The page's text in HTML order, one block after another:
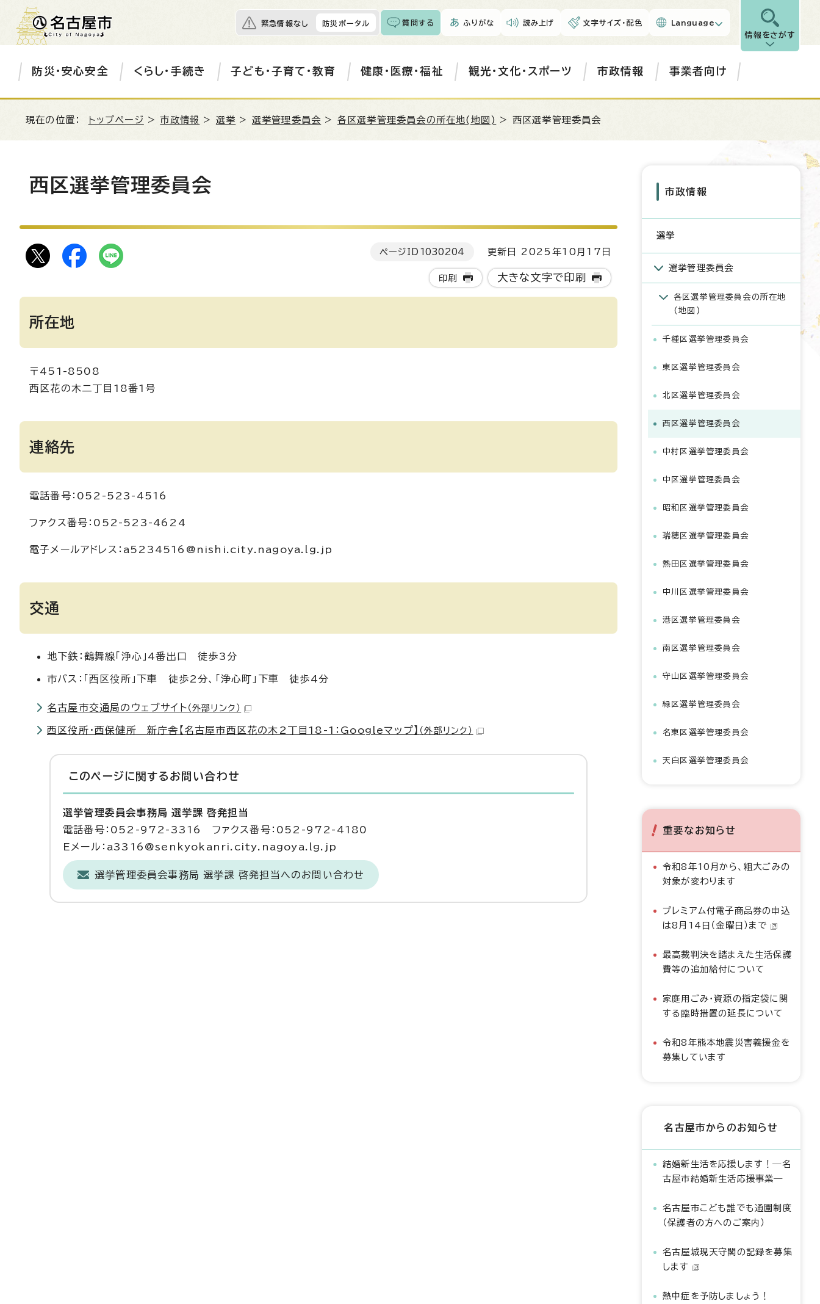
緊急情報なし 防災ポータル 質問する ふりがな 読み上げ 文字サイズ・配色 Language
情報をさがす
防災・安心安全 くらし・手続き 子ども・子育て・教育 健康・医療・福祉 観光・文化・スポーツ 市政情報 事業者向け
現在の位置： トップページ >市政情報 > 選挙 > 選挙管理委員会 > 各区選挙管理委員会の所在地(地図) > 西区選挙管理委員会
西区選挙管理委員会
ページID 1030204 更新日 2025年10月17日
印刷 大きな文字で印刷
所在地
〒451-8508
西区花の木二丁目18番1号
連絡先
電話番号：052-523-4516
ファクス番号：052-523-4624
電子メールアドレス：a5234516@nishi.city.nagoya.lg.jp
交通
地下鉄：鶴舞線「浄心」4番出口 徒歩3分
市バス：「西区役所」下車 徒歩2分、「浄心町」下車 徒歩4分
名古屋市交通局のウェブサイト （外部リンク）
西区役所・西保健所 新庁舎【名古屋市西区花の木2丁目18-1：Googleマップ】 （外部リンク）
このページに関する お問い合わせ
選挙管理委員会事務局 選挙課 啓発担当
電話番号：052-972-3316 ファクス番号：052-972-4180
Eメール：a3316@senkyokanri.city.nagoya.lg.jp
選挙管理委員会事務局 選挙課 啓発担当へのお問い合わせ
市政情報
選挙
選挙管理委員会
各区選挙管理委員会の所在地
(地図)
千種区選挙管理委員会
東区選挙管理委員会
北区選挙管理委員会
西区選挙管理委員会
中村区選挙管理委員会
中区選挙管理委員会
昭和区選挙管理委員会
瑞穂区選挙管理委員会
熱田区選挙管理委員会
中川区選挙管理委員会
港区選挙管理委員会
南区選挙管理委員会
守山区選挙管理委員会
緑区選挙管理委員会
名東区選挙管理委員会
天白区選挙管理委員会
重要なお知らせ
令和8年10月から、粗大ごみの
対象が変わります
プレミアム付電子商品券の申込
は8月14日（金曜日）まで
最高裁判決を踏まえた生活保護
費等の追加給付について
家庭用ごみ・資源の指定袋に関
する臨時措置の延長について
令和8年熊本地震災害義援金を
募集しています
名古屋市からのお知らせ
結婚新生活を応援します！―名
古屋市結婚新生活応援事業―
名古屋市こども誰でも通園制度
（保護者の方へのご案内）
名古屋城現天守閣の記録を募集
します
熱中症を予防しましょう！